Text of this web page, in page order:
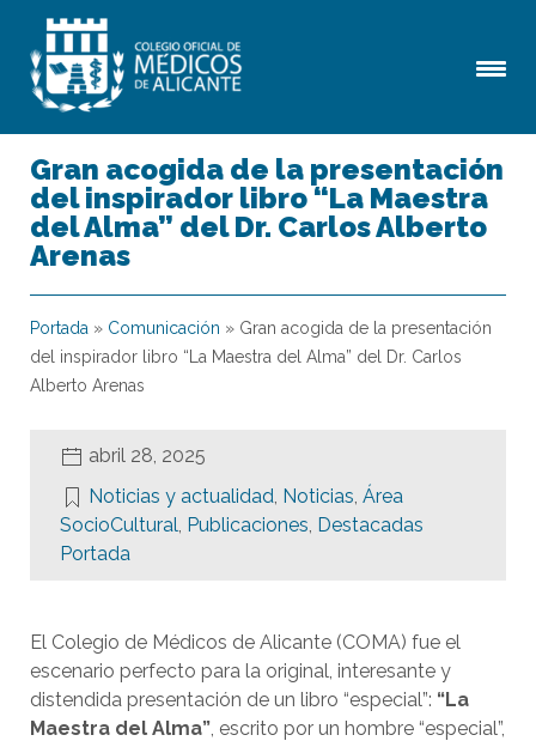
Gran acogida de la presentación
del inspirador libro “La Maestra
del Alma” del Dr. Carlos Alberto
Arenas
Portada » Comunicación » Gran acogida de la presentación
del inspirador libro “La Maestra del Alma” del Dr. Carlos
Alberto Arenas
abril 28, 2025
Noticias y actualidad, Noticias, Área
SocioCultural, Publicaciones, Destacadas
Portada
El Colegio de Médicos de Alicante (COMA) fue el
escenario perfecto para la original, interesante y
distendida presentación de un libro “especial”: “La
Maestra del Alma”, escrito por un hombre “especial”,